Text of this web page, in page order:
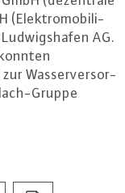
(Elek­tro­mo­bi­li­
AG.
zur Was­ser­ver­sor­
Grup­pe